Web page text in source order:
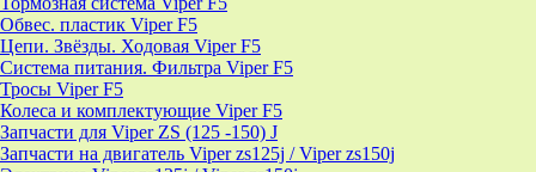
Обвес. пластик Viper F5
Цепи. Звёзды. Ходовая Viper F5
Система питания. Фильтра Viper F5
Тросы Viper F5
Колеса и комплектующие Viper F5
Запчасти для Viper ZS (125 -150) J
Запчасти на двигатель Viper zs125j / Viper zs150j